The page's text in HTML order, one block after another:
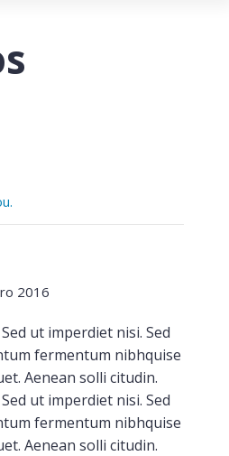
2016
ut imperdiet nisi. Sed
fermentum nibhquise
Aenean solli citudin.
ut imperdiet nisi. Sed
fermentum nibhquise
Aenean solli citudin.